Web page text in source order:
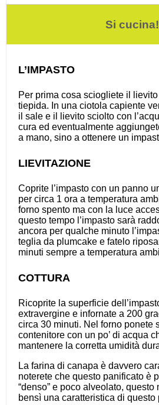
Si cucina!
L’IMPASTO
Per prima cosa sciogliete il
tiepida. In una ciotola capiente
il sale e il lievito sciolto con
cura ed eventualmente
a mano, sino a ottenere un
LIEVITAZIONE
Coprite l’impasto con un panno
per circa 1 ora a temperatura
forno spento ma con la luce
questo tempo l’impasto sarà
ancora per qualche minuto
teglia da plumcake e fatelo
minuti sempre a temperatura
COTTURA
Ricoprite la superficie
extravergine e infornate a 200
circa 30 minuti. Nel forno ponete
contenitore con un po’ di acqua
mantenere la corretta umidità
La farina di canapa è davvero
noterete che questo panificato è
“denso” e poco alveolato, questo
bensì una caratteristica di questo